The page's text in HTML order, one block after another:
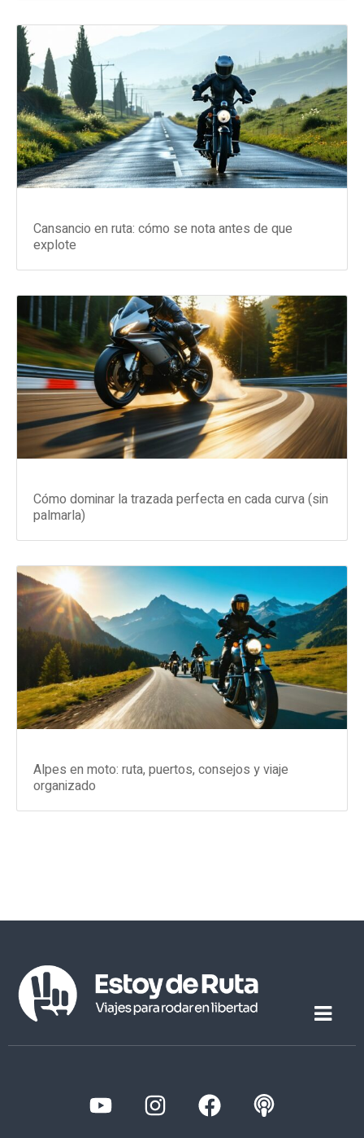
Cansancio en ruta: cómo se nota antes de que
explote
Cómo dominar la trazada perfecta en cada curva (sin
palmarla)
Alpes en moto: ruta, puertos, consejos y viaje
organizado